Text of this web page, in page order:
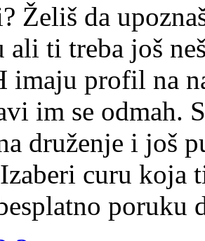
Želiš da
ali ti treba još
imaju profil na
im se odmah.
druženje i još
curu koja
poruku